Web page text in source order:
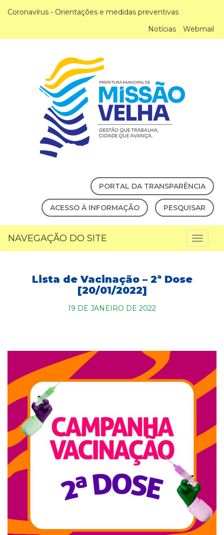
Coronavírus - Orientações e medidas preventivas
Notícias
Webmail
PORTAL DA TRANSPARÊNCIA
ACESSO À INFORMAÇÃO PESQUISAR
NAVEGAÇÃO DO SITE
Lista de Vacinação – 2ª Dose
[20/01/2022]
19 DE JANEIRO DE 2022